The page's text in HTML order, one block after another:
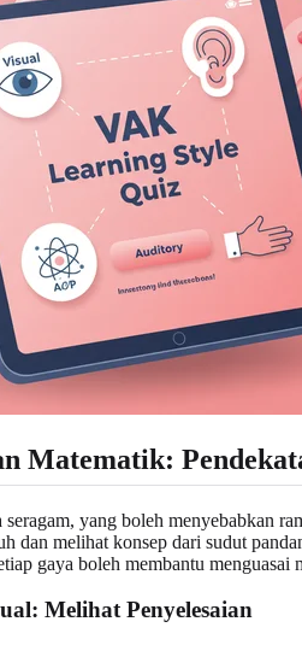
Matematik:
yang boleh menyebabkan
dan melihat konsep dari sudut
gaya boleh membantu menguasai
: Melihat Penyelesaian